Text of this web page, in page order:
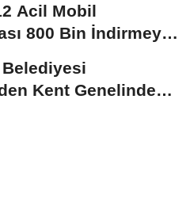
Acil Mobil
800 Bin İndirmeyi
Kent Genelinde